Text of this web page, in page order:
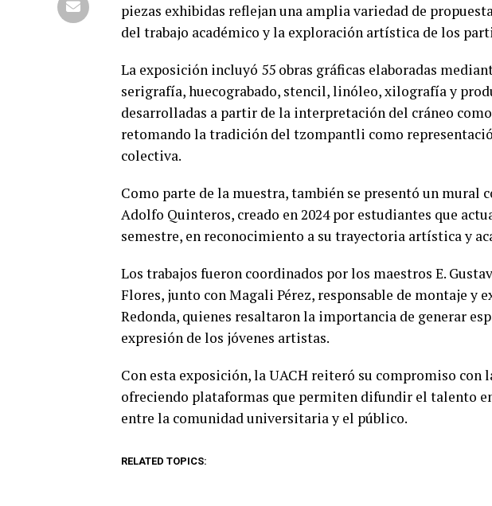
piezas exhibidas reflejan una amplia variedad de
del trabajo académico y la exploración artística de los
La exposición incluyó 55 obras gráficas elaboradas
serigrafía, huecograbado, stencil, linóleo, xilografía y
desarrolladas a partir de la interpretación del cráneo
retomando la tradición del tzompantli como
colectiva.
Como parte de la muestra, también se presentó un
Adolfo Quinteros, creado en 2024 por estudiantes que
semestre, en reconocimiento a su trayectoria artística y
Los trabajos fueron coordinados por los maestros E.
Flores, junto con Magali Pérez, responsable de montaje y
Redonda, quienes resaltaron la importancia de generar
expresión de los jóvenes artistas.
Con esta exposición, la UACH reiteró su compromiso
ofreciendo plataformas que permiten difundir el talento
entre la comunidad universitaria y el público.
RELATED TOPICS: